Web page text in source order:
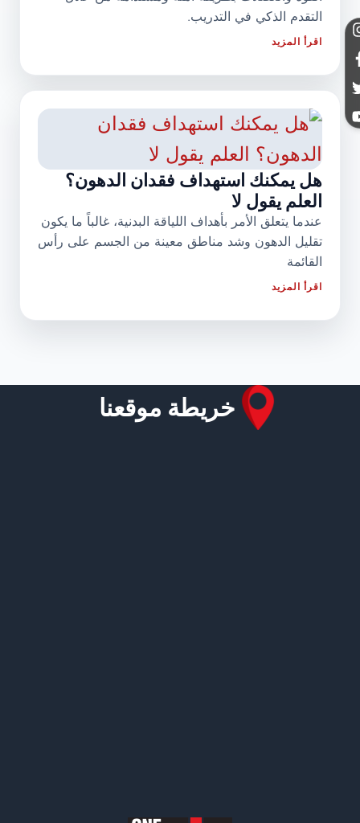
التقدم الذكي في التدريب.
اقرأ المزيد
هل يمكنك استهداف فقدان الدهون؟
العلم يقول لا
عندما يتعلق الأمر بأهداف اللياقة البدنية، غالباً ما يكون
تقليل الدهون وشد مناطق معينة من الجسم على رأس
القائمة
اقرأ المزيد
خريطة موقعنا